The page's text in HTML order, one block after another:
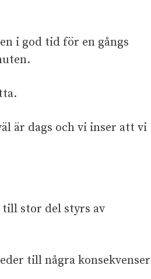
i god tid för en gångs
är dags och vi inser att vi
stor del styrs av
till några konsekvenser